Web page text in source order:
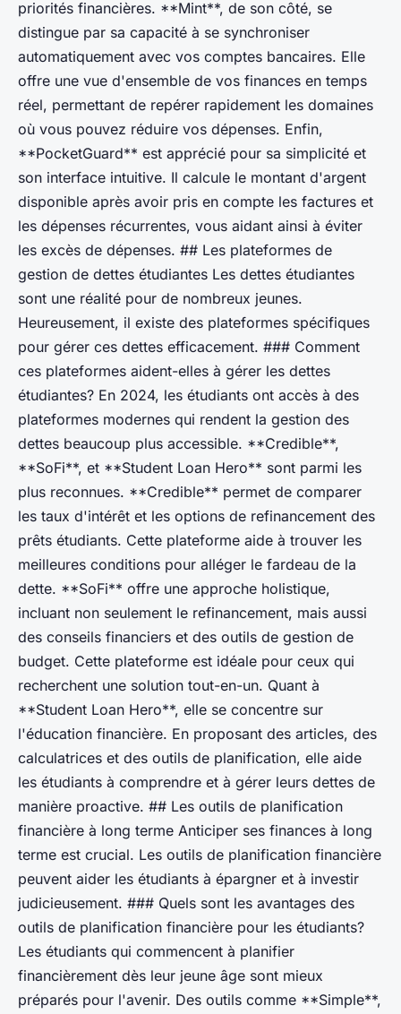
priorités financières. **Mint**, de son côté, se
distingue par sa capacité à se synchroniser
automatiquement avec vos comptes bancaires. Elle
offre une vue d'ensemble de vos finances en temps
réel, permettant de repérer rapidement les domaines
où vous pouvez réduire vos dépenses. Enfin,
**PocketGuard** est apprécié pour sa simplicité et
son interface intuitive. Il calcule le montant d'argent
disponible après avoir pris en compte les factures et
les dépenses récurrentes, vous aidant ainsi à éviter
les excès de dépenses. ## Les plateformes de
gestion de dettes étudiantes Les dettes étudiantes
sont une réalité pour de nombreux jeunes.
Heureusement, il existe des plateformes spécifiques
pour gérer ces dettes efficacement. ### Comment
ces plateformes aident-elles à gérer les dettes
étudiantes? En 2024, les étudiants ont accès à des
plateformes modernes qui rendent la gestion des
dettes beaucoup plus accessible. **Credible**,
**SoFi**, et **Student Loan Hero** sont parmi les
plus reconnues. **Credible** permet de comparer
les taux d'intérêt et les options de refinancement des
prêts étudiants. Cette plateforme aide à trouver les
meilleures conditions pour alléger le fardeau de la
dette. **SoFi** offre une approche holistique,
incluant non seulement le refinancement, mais aussi
des conseils financiers et des outils de gestion de
budget. Cette plateforme est idéale pour ceux qui
recherchent une solution tout-en-un. Quant à
**Student Loan Hero**, elle se concentre sur
l'éducation financière. En proposant des articles, des
calculatrices et des outils de planification, elle aide
les étudiants à comprendre et à gérer leurs dettes de
manière proactive. ## Les outils de planification
financière à long terme Anticiper ses finances à long
terme est crucial. Les outils de planification financière
peuvent aider les étudiants à épargner et à investir
judicieusement. ### Quels sont les avantages des
outils de planification financière pour les étudiants?
Les étudiants qui commencent à planifier
financièrement dès leur jeune âge sont mieux
préparés pour l'avenir. Des outils comme **Simple**,